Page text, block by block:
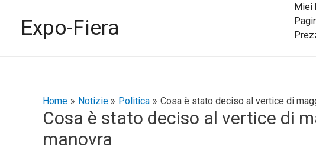
contenutoExpo-Fiera
Miei
Home Notizie Politica Cosa è stato deciso al vertice di
Cosa è stato deciso al vertice di
manovra
Navigazione
articoli